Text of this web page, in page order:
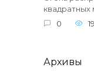
квадратных
0
Архивы